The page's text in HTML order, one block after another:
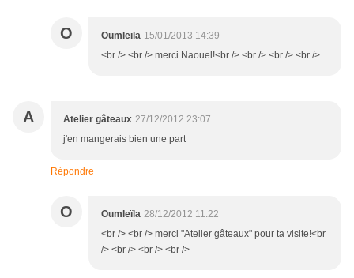
O Oumleïla 15/01/2013 14:39
<br /> <br /> merci Naouel!<br /> <br /> <br /> <br />
A Atelier gâteaux 27/12/2012 23:07
j'en mangerais bien une part
Répondre
O Oumleïla 28/12/2012 11:22
<br /> <br /> merci "Atelier gâteaux" pour ta visite!<br
/> <br /> <br /> <br />